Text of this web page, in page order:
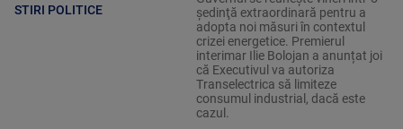
STIRI POLITICE
şedinţă extraordinară pentru a
adopta noi măsuri în contextul
crizei energetice. Premierul
interimar Ilie Bolojan a anunțat joi
că Executivul va autoriza
Transelectrica să limiteze
consumul industrial, dacă este
cazul.